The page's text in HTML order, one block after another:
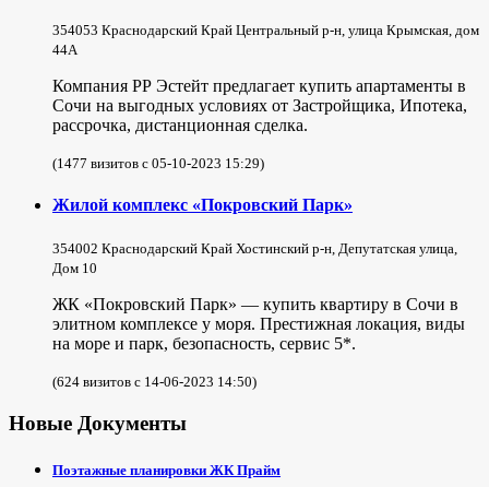
354053 Краснодарский Край Центральный р-н, улица Крымская, дом
44А
Компания РР Эстейт предлагает купить апартаменты в
Сочи на выгодных условиях от Застройщика, Ипотека,
рассрочка, дистанционная сделка.
(1477 визитов с 05-10-2023 15:29)
Жилой комплекс «Покровский Парк»
354002 Краснодарский Край Хостинский р-н, Депутатская улица,
Дом 10
ЖК «Покровский Парк» — купить квартиру в Сочи в
элитном комплексе у моря. Престижная локация, виды
на море и парк, безопасность, сервис 5*.
(624 визитов с 14-06-2023 14:50)
Новые Документы
Поэтажные планировки ЖК Прайм